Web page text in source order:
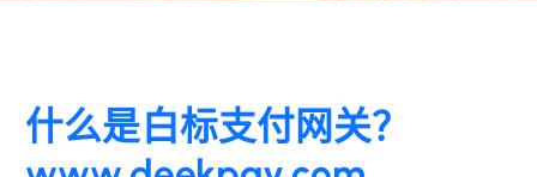
什么是白标支付网关？